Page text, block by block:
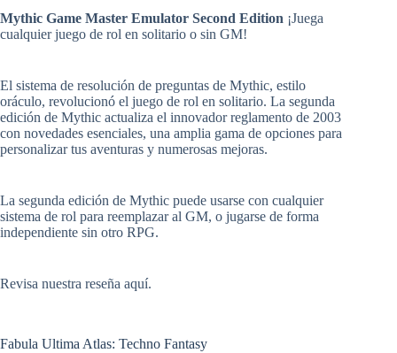
Mythic Game Master Emulator Second Edition ¡Juega
cualquier juego de rol en solitario o sin GM!
El sistema de resolución de preguntas de Mythic, estilo
oráculo, revolucionó el juego de rol en solitario. La segunda
edición de Mythic actualiza el innovador reglamento de 2003
con novedades esenciales, una amplia gama de opciones para
personalizar tus aventuras y numerosas mejoras.
La segunda edición de Mythic puede usarse con cualquier
sistema de rol para reemplazar al GM, o jugarse de forma
independiente sin otro RPG.
Revisa nuestra reseña aquí.
Fabula Ultima Atlas: Techno Fantasy